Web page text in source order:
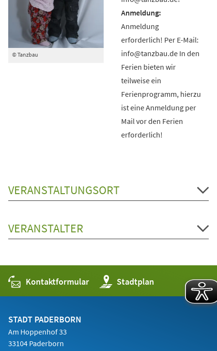
© Tanzbau
Anmeldung
erforderlich! Per E-Mail:
info@tanzbau.de In den
Ferien bieten wir
teilweise ein
Ferienprogramm, hierzu
ist eine Anmeldung per
Mail vor den Ferien
erforderlich!
VERANSTALTUNGSORT
VERANSTALTER
Kontaktformular Stadtplan
(Öffnet
in
einem
STADT PADERBORN
Am Hoppenhof 33
33104 Paderborn